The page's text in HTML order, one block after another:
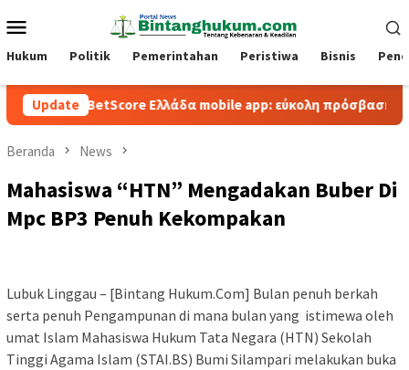
ke
kontenMobile
Hukum Politik Pemerintahan Peristiwa Bisnis
Update
BetScore Ελλάδα mobile app: εύκολη πρόσβαση και
Beranda News
Mahasiswa “HTN” Mengadakan Buber Di
Mpc BP3 Penuh Kekompakan
Lubuk Linggau – [Bintang Hukum.Com] Bulan penuh berkah
serta penuh Pengampunan di mana bulan yang istimewa oleh
umat Islam Mahasiswa Hukum Tata Negara (HTN) Sekolah
Tinggi Agama Islam (STAI.BS) Bumi Silampari melakukan buka